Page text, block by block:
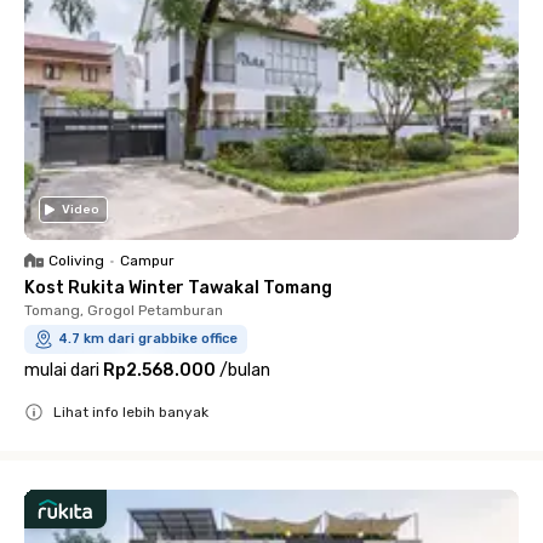
Video
Coliving • Campur
Kost Rukita Winter Tawakal Tomang
Tomang, Grogol Petamburan
4.7 km dari grabbike office
mulai dari Rp2.568.000 /bulan
Lihat info lebih banyak